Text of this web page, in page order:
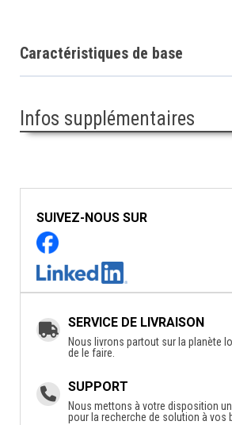
Caractéristiques de base
Infos supplémentaires
SUIVEZ-NOUS SUR
SERVICE DE LIVRAISON
Nous livrons partout sur la planète
de le faire.
SUPPORT
Nous mettons à votre disposition
pour la recherche de solution à vos